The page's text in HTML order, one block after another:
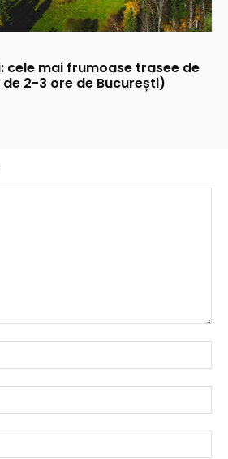
cele mai frumoase trasee de
2-3 ore de București)